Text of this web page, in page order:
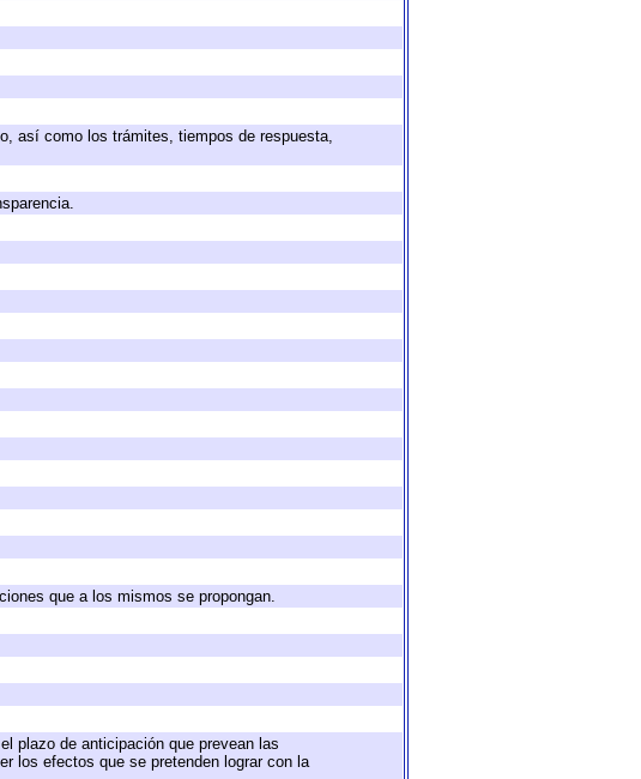
así como los trámites, tiempos de respuesta,
que a los mismos se propongan.
plazo de anticipación que prevean las
los efectos que se pretenden lograr con la